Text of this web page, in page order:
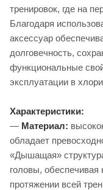
тренировок, где на
Благодаря
аксессуар
долговечность,
функциональные
эксплуатации в
Характеристики:
— Материал:
обладает
«Дышащая»
головы,
протяжении всей